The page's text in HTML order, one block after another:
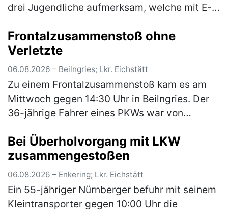
drei Jugendliche aufmerksam, welche mit E-
fuhren mit einer deutlich höheren Gesch…
(mehr)
Frontalzusammenstoß ohne
Verletzte
06.08.2026 – Beilngries; Lkr. Eichstätt
Zu einem Frontalzusammenstoß kam es am
Mittwoch gegen 14:30 Uhr in Beilngries. Der
36-jährige Fahrer eines PKWs war von
unterwegs als er aus bislang unbekannter…
(mehr)
Bei Überholvorgang mit LKW
zusammengestoßen
06.08.2026 – Enkering; Lkr. Eichstätt
Ein 55-jähriger Nürnberger befuhr mit seinem
Kleintransporter gegen 10:00 Uhr die